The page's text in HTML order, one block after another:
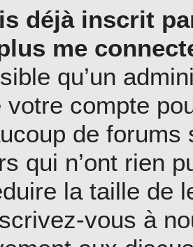
déjà inscrit
me
qu’un
votre compte
de
qui n’ont rien
la taille de
vous à